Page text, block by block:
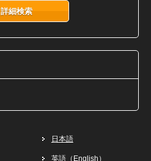
詳細検索
日本語
英語（English）